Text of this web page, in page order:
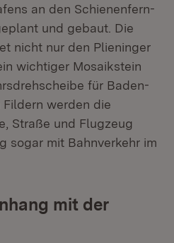
an den Schienenfern-
und gebaut. Die
nicht nur den Plieninger
wichtiger Mosaikstein
für Baden-
werden die
Straße und Flugzeug
sogar mit Bahnverkehr im
mit der